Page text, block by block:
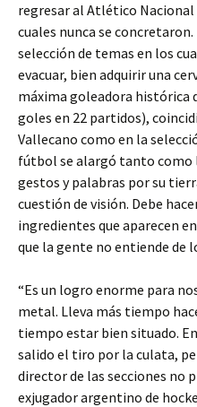
regresar al Atlético
cuales nunca se
selección de temas en los
evacuar, bien adquirir una
máxima goleadora histórica
goles en 22 partidos),
Vallecano como en la
fútbol se alargó tanto como
gestos y palabras por su
cuestión de visión. Debe
ingredientes que aparecen
que la gente no entiende de
“Es un logro enorme para
metal. Lleva más tiempo
tiempo estar bien situado.
salido el tiro por la culata,
director de las secciones no
exjugador argentino de